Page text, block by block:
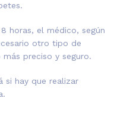
horas, el médico, según
otro tipo de
preciso y seguro.
si hay que realizar